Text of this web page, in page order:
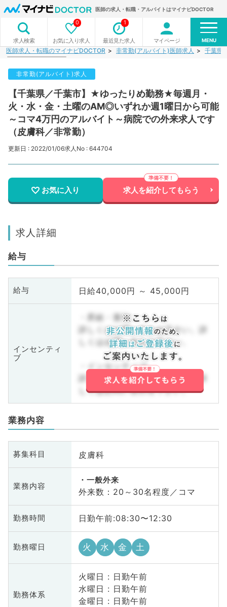
医師の求人・転職・アルバイトはマイナビDOCTOR
求人検索 お気に入り求人
0
最近見た求人
1
マイページ MENU
医師求人・転職のマイナビDOCTOR 非常勤(アルバイト)医師求人 千葉県
非常勤(アルバイト)求人
【千葉県／千葉市】★ゆったりめ勤務★毎週月・
火・水・金・土曜のAM◎いずれか週1曜日から可能
～コマ4万円のアルバイト～病院での外来求人です
（皮膚科／非常勤）
更新日 : 2022/01/06求人No : 644704
お気に入り 求人を紹介してもらう
求人詳細
給与
給与 日給40,000円 ～ 45,000円
インセンティ
ブ
・昇給・賞与
詳しくはお問い合わせ下さい。詳
しくはお問い合わせ下さい。
・インセンティブ
詳しくはお問い合わせ下さい。詳
しくはお問い合わせ下さい。
業務内容
募集科目 皮膚科
業務内容
一般外来
外来数：20～30名程度／コマ
勤務時間 日勤午前:08:30〜12:30
勤務曜日 火 水 金 土
勤務体系
火曜日 : 日勤午前
水曜日 : 日勤午前
金曜日 : 日勤午前